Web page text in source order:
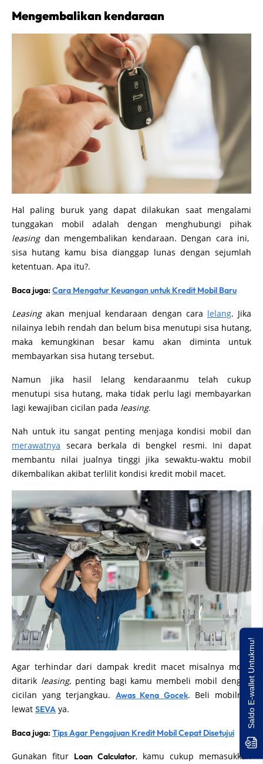
Mengembalikan kendaraan
Hal paling buruk yang dapat dilakukan saat mengalami
tunggakan mobil adalah dengan menghubungi pihak
leasingdan mengembalikan kendaraan. Dengan cara ini,
sisa hutang kamu bisa dianggap lunas dengan sejumlah
ketentuan. Apa itu?.
Baca juga: Cara Mengatur Keuangan untuk Kredit Mobil Baru
Leasingakan menjual kendaraan dengan cara lelang. Jika
nilainya lebih rendah dan belum bisa menutupi sisa hutang,
maka kemungkinan besar kamu akan diminta untuk
membayarkan sisa hutang tersebut.
Namun jika hasil lelang kendaraanmu telah cukup
menutupi sisa hutang, maka tidak perlu lagi membayarkan
lagi kewajiban cicilan pada leasing.
Nah untuk itu sangat penting menjaga kondisi mobil dan
merawatnya secara berkala di bengkel resmi. Ini dapat
membantu nilai jualnya tinggi jika sewaktu-waktu mobil
dikembalikan akibat terlilit kondisi kredit mobil macet.
Agar terhindar dari dampak kredit macet misalnya mobil
ditarik leasing, penting bagi kamu membeli mobil dengan
cicilan yang terjangkau. Awas Kena Gocek. Beli mobilnya
lewat SEVA ya.
Baca juga: Tips Agar Pengajuan Kredit Mobil Cepat Disetujui
Gunakan fitur Loan Calculator, kamu cukup memasukkan
Saldo E-wallet Untukmu!